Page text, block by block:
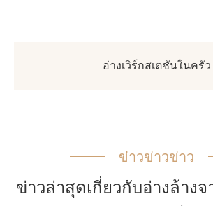
อ่างเวิร์กสเตชันในครัว
ข่าวข่าวข่าว
ข่าวล่าสุดเกี่ยวกับอ่างล้าง